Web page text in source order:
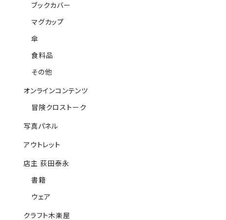
ブックカバー
マグカップ
傘
食料品
その他
オンラインコンテンツ
冒険クロストーク
写真パネル
アウトレット
店主 荻田泰永
書籍
ウェア
クラフト木楽屋